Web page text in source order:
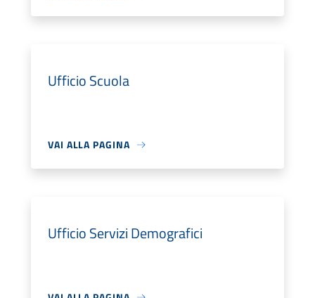
Ufficio Scuola
VAI ALLA PAGINA
Ufficio Servizi Demografici